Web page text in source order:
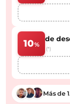
10%
de
(*)
Más de